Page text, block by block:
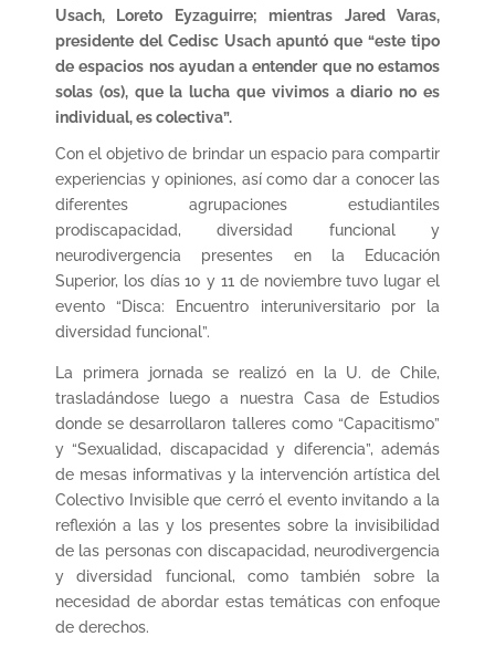
Usach, Loreto Eyzaguirre; mientras Jared Varas,
presidente del Cedisc Usach apuntó que “este tipo
de espacios nos ayudan a entender que no estamos
solas (os), que la lucha que vivimos a diario no es
individual, es colectiva”.
Con el objetivo de brindar un espacio para compartir
experiencias y opiniones, así como dar a conocer las
diferentes agrupaciones estudiantiles
prodiscapacidad, diversidad funcional y
neurodivergencia presentes en la Educación
Superior, los días 10 y 11 de noviembre tuvo lugar el
evento “Disca: Encuentro interuniversitario por la
diversidad funcional”.
La primera jornada se realizó en la U. de Chile,
trasladándose luego a nuestra Casa de Estudios
donde se desarrollaron talleres como “Capacitismo”
y “Sexualidad, discapacidad y diferencia”, además
de mesas informativas y la intervención artística del
Colectivo Invisible que cerró el evento invitando a la
reflexión a las y los presentes sobre la invisibilidad
de las personas con discapacidad, neurodivergencia
y diversidad funcional, como también sobre la
necesidad de abordar estas temáticas con enfoque
de derechos.